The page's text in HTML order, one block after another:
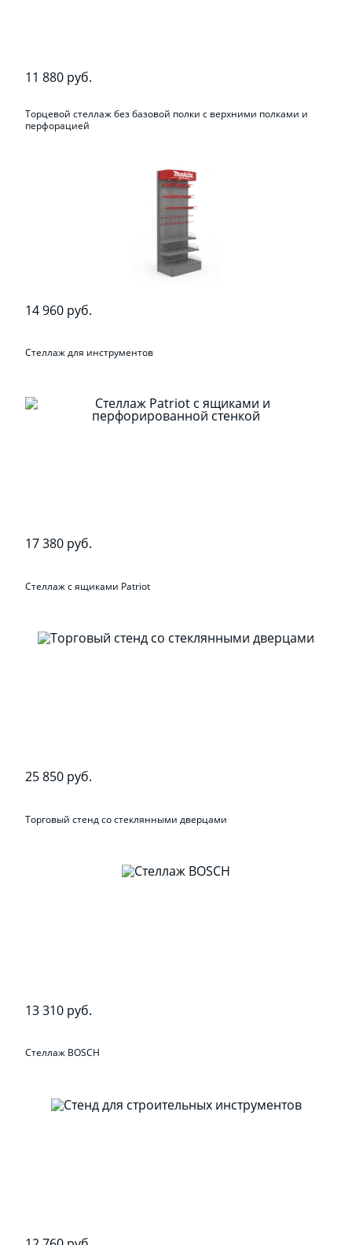
11 880 руб.
Торцевой стеллаж без базовой полки с верхними полками и
перфорацией
14 960 руб.
Стеллаж для инструментов
17 380 руб.
Стеллаж с ящиками Patriot
25 850 руб.
Торговый стенд со стеклянными дверцами
13 310 руб.
Стеллаж BOSCH